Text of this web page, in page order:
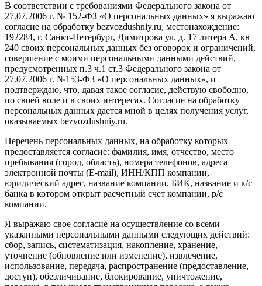
В соответствии с требованиями Федерального закона от
27.07.2006 г. № 152-ФЗ «О персональных данных» я выражаю
согласие на обработку bezvozdushniy.ru, местонахождение:
192284, г. Санкт-Петербург, Димитрова ул, д. 17 литера А, кв
240 своих персональных данных без оговорок и ограничений,
совершение с моими персональными данными действий,
предусмотренных п.3 ч.1 ст.3 Федерального закона от
27.07.2006 г. №153-ФЗ «О персональных данных», и
подтверждаю, что, давая такое согласие, действую свободно,
по своей воле и в своих интересах. Согласие на обработку
персональных данных дается мной в целях получения услуг,
оказываемых bezvozdushniy.ru.
Перечень персональных данных, на обработку которых
предоставляется согласие: фамилия, имя, отчество, место
пребывания (город, область), номера телефонов, адреса
электронной почты (E-mail), ИНН/КПП компании,
юридический адрес, название компании, БИК, название и к/с
банка в котором открыт расчетный счет компании, р/с
компании.
Я выражаю свое согласие на осуществление со всеми
указанными персональными данными следующих действий:
сбор, запись, систематизация, накопление, хранение,
уточнение (обновление или изменение), извлечение,
использование, передача, распространение (предоставление,
доступ), обезличивание, блокирование, уничтожение,